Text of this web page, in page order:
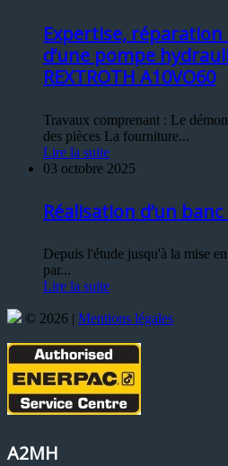
Expertise,
d’une pompe
REXTROTH A10VO60
Travaux comprenant : Le
des pièces La fourniture...
Lire la suite
03 octobre 2025
Réalisation d’un
Depuis l'étude jusqu'à la mise
par...
Lire la suite
© 2026 | Mentions légales
A2MH